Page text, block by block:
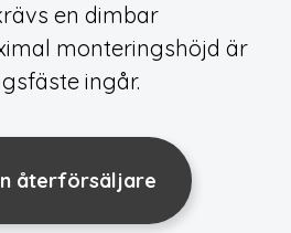
en dimbar
monteringshöjd är
ingår.
återförsäljare